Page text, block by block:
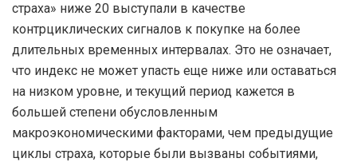
страха» ниже 20 выступали в качестве
контрциклических сигналов к покупке на более
длительных временных интервалах. Это не означает,
что индекс не может упасть еще ниже или оставаться
на низком уровне, и текущий период кажется в
большей степени обусловленным
макроэкономическими факторами, чем предыдущие
циклы страха, которые были вызваны событиями,